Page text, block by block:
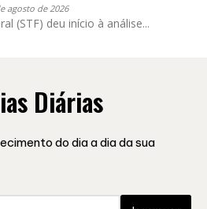
agosto de 2026
(STF) deu início à análise...
Diárias
do dia a dia da sua